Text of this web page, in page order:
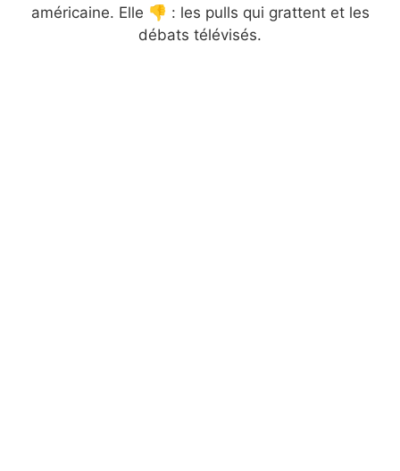
américaine. Elle 👎 : les pulls qui grattent et les
débats télévisés.